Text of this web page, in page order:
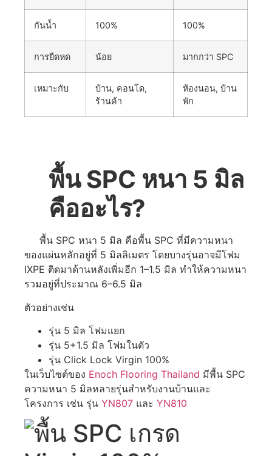
กันน้ำ 100% 100%
การยืดหด น้อย มากกว่า SPC
เหมาะกับ
บ้าน, คอนโด,
ร้านค้า
ห้องนอน, บ้าน
พัก
พื้น SPC หนา 5 มิล
คืออะไร?
พื้น SPC หนา 5 มิล คือพื้น SPC ที่มีความหนา
ของแผ่นหลักอยู่ที่ 5 มิลลิเมตร โดยบางรุ่นอาจมีโฟม
IXPE ติดมาด้านหลังเพิ่มอีก 1–1.5 มิล ทำให้ความหนา
รวมอยู่ที่ประมาณ 6–6.5 มิล
ตัวอย่างเช่น
รุ่น 5 มิล โฟมแยก
รุ่น 5+1.5 มิล โฟมในตัว
รุ่น Click Lock Virgin 100%
ในเว็บไซต์ของ Enoch Flooring Thailand มีพื้น SPC
ความหนา 5 มิลหลายรุ่นสำหรับงานบ้านและ
โครงการ เช่น รุ่น YN807 และ YN810